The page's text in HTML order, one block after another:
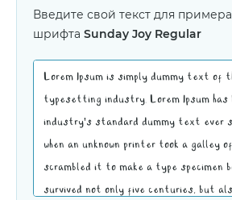
Введите свой текст для примера
шрифта Sunday Joy Regular